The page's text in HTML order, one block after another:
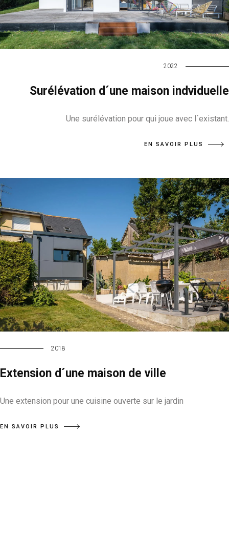
2022
Surélévation d´une maison indviduelle
Une surélévation pour qui joue avec l´existant.
EN SAVOIR PLUS
2018
Extension d´une maison de ville
Une extension pour une cuisine ouverte sur le jardin
EN SAVOIR PLUS